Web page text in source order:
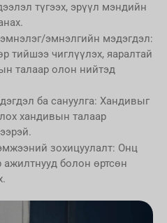
түгээх, эрүүл мэндийн
эмнэлгийн мэдэгдэл:
тийшээ чиглүүлэх, яаралтай
талаар олон нийтэд
ба сануулга: Хандивыг
хандивын талаар
зохицуулалт: Онц
болон өртсөн